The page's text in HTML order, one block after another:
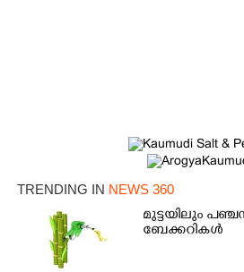
TRENDING IN NEWS 360
മുട്ടയിലും
ബേക്കറികൾ